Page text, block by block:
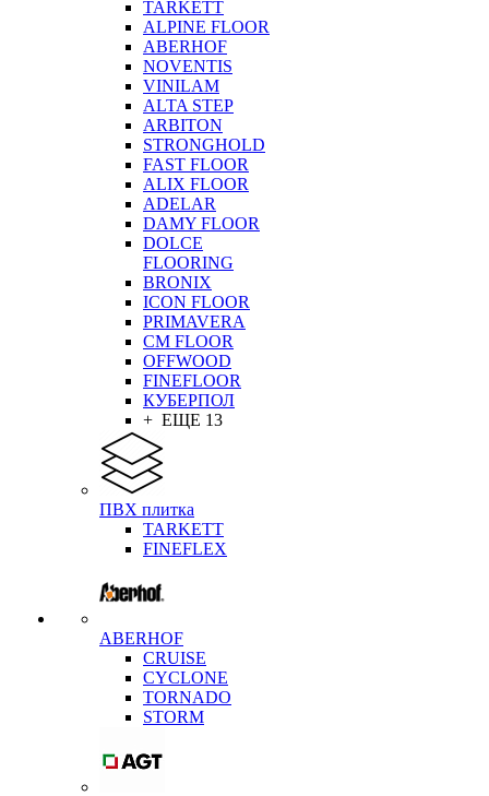
TARKETT
ALPINE FLOOR
ABERHOF
NOVENTIS
VINILAM
ALTA STEP
ARBITON
STRONGHOLD
FAST FLOOR
ALIX FLOOR
ADELAR
DAMY FLOOR
DOLCE
FLOORING
BRONIX
ICON FLOOR
PRIMAVERA
CM FLOOR
OFFWOOD
FINEFLOOR
КУБЕРПОЛ
+ ЕЩЕ 13
ПВХ плитка
TARKETT
FINEFLEX
ABERHOF
CRUISE
CYCLONE
TORNADO
STORM